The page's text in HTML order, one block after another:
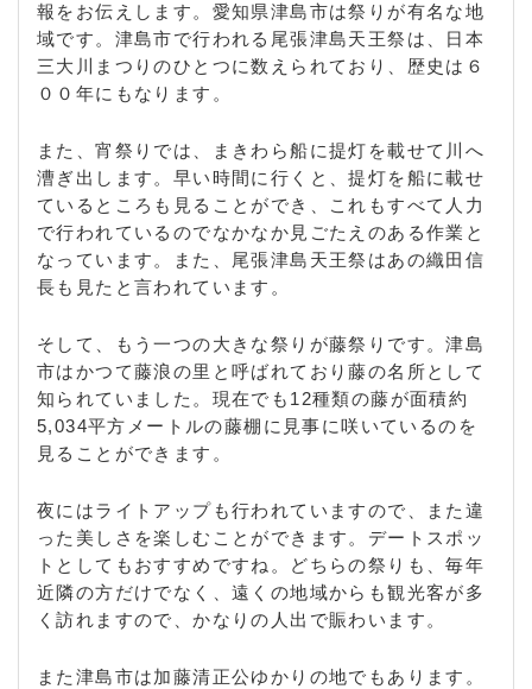
報をお伝えします。愛知県津島市は祭りが有名な地
域です。津島市で行われる尾張津島天王祭は、日本
三大川まつりのひとつに数えられており、歴史は６
００年にもなります。
また、宵祭りでは、まきわら船に提灯を載せて川へ
漕ぎ出します。早い時間に行くと、提灯を船に載せ
ているところも見ることができ、これもすべて人力
で行われているのでなかなか見ごたえのある作業と
なっています。また、尾張津島天王祭はあの織田信
長も見たと言われています。
そして、もう一つの大きな祭りが藤祭りです。津島
市はかつて藤浪の里と呼ばれており藤の名所として
知られていました。現在でも12種類の藤が面積約
5,034平方メートルの藤棚に見事に咲いているのを
見ることができます。
夜にはライトアップも行われていますので、また違
った美しさを楽しむことができます。デートスポッ
トとしてもおすすめですね。どちらの祭りも、毎年
近隣の方だけでなく、遠くの地域からも観光客が多
く訪れますので、かなりの人出で賑わいます。
また津島市は加藤清正公ゆかりの地でもあります。